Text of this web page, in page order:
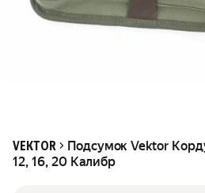
VEKTOR
Подсумок Vektor
12, 16, 20 Калибр